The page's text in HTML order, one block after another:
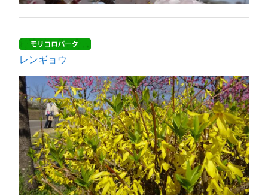
レンギョウ